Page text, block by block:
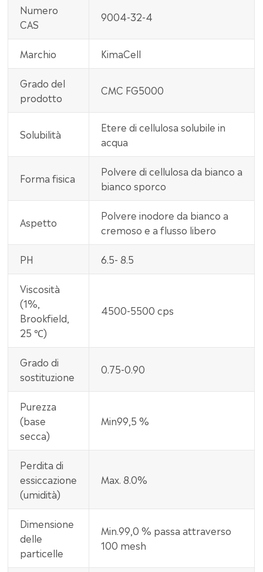
Numero
CAS
9004-32-4
Marchio KimaCell
Grado del
prodotto
CMC FG5000
Solubilità
Etere di cellulosa solubile in
acqua
Forma fisica
Polvere di cellulosa da bianco a
bianco sporco
Aspetto
Polvere inodore da bianco a
cremoso e a flusso libero
PH 6.5- 8.5
Viscosità
(1%,
Brookfield,
25 ℃)
4500-5500 cps
Grado di
sostituzione
0.75-0.90
Purezza
(base
secca)
Min99,5 %
Perdita di
essiccazione
(umidità)
Max. 8.0%
Dimensione
delle
particelle
Min.99,0 % passa attraverso
100 mesh